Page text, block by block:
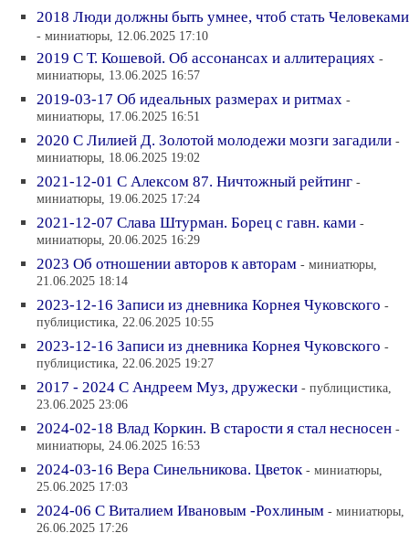
2018 Люди должны быть умнее, чтоб стать Человеками
- миниатюры, 12.06.2025 17:10
2019 С Т. Кошевой. Об ассонансах и аллитерациях -
миниатюры, 13.06.2025 16:57
2019-03-17 Об идеальных размерах и ритмах -
миниатюры, 17.06.2025 16:51
2020 С Лилией Д. Золотой молодежи мозги загадили -
миниатюры, 18.06.2025 19:02
2021-12-01 С Алексом 87. Ничтожный рейтинг -
миниатюры, 19.06.2025 17:24
2021-12-07 Слава Штурман. Борец с гавн. ками -
миниатюры, 20.06.2025 16:29
2023 Об отношении авторов к авторам - миниатюры,
21.06.2025 18:14
2023-12-16 Записи из дневника Корнея Чуковского -
публицистика, 22.06.2025 10:55
2023-12-16 Записи из дневника Корнея Чуковского -
публицистика, 22.06.2025 19:27
2017 - 2024 С Андреем Муз, дружески - публицистика,
23.06.2025 23:06
2024-02-18 Влад Коркин. В старости я стал несносен -
миниатюры, 24.06.2025 16:53
2024-03-16 Вера Синельникова. Цветок - миниатюры,
25.06.2025 17:03
2024-06 С Виталием Ивановым -Рохлиным - миниатюры,
26.06.2025 17:26